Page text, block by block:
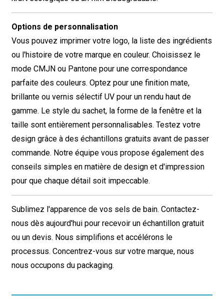
Options de personnalisation
Vous pouvez imprimer votre logo, la liste des ingrédients
ou l'histoire de votre marque en couleur. Choisissez le
mode CMJN ou Pantone pour une correspondance
parfaite des couleurs. Optez pour une finition mate,
brillante ou vernis sélectif UV pour un rendu haut de
gamme. Le style du sachet, la forme de la fenêtre et la
taille sont entièrement personnalisables. Testez votre
design grâce à des échantillons gratuits avant de passer
commande. Notre équipe vous propose également des
conseils simples en matière de design et d'impression
pour que chaque détail soit impeccable.
Sublimez l'apparence de vos sels de bain. Contactez-
nous dès aujourd'hui pour recevoir un échantillon gratuit
ou un devis. Nous simplifions et accélérons le
processus. Concentrez-vous sur votre marque, nous
nous occupons du packaging.